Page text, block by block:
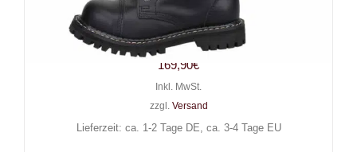
Angry Itch 20-Loch Gothic
Punk Army Ranger Lederstiefel
169,90€
Inkl. MwSt.
zzgl. Versand
Lieferzeit: ca. 1-2 Tage DE, ca. 3-4 Tage EU